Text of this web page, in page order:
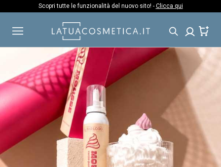
al
Scopri tutte le funzionalità del nuovo sito! - Clicca qui